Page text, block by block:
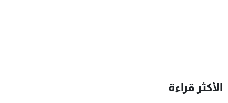
الأكثر قراءة
شاهد البرامج
الترددات